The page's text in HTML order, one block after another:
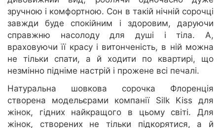
зручною і комфортною. Сон в такій нічній сорочці
завжди буде спокійним і здоровим, даруючи
справжню насолоду для душі і тіла. А,
враховуючи її красу і витонченість, в ній можна
не тільки спати, а й ходити по квартирі, що
незмінно підніме настрій і прожене всі печалі.
Натуральна шовкова сорочка Флоренція
створена модельєрами компанії Silk Kiss для
жінок, гідних найкращого в цьому світі. Для
жінок, створених не тільки підкорятися, а й